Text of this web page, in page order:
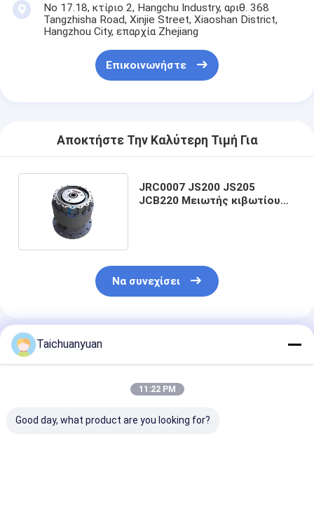
Νο 17.18, κτίριο 2, Hangchu Industry, αριθ. 368
Tangzhisha Road, Xinjie Street, Xiaoshan District,
Hangzhou City, επαρχία Zhejiang
Επικοινωνήστε
Αποκτήστε Την Καλύτερη Τιμή Για
JRC0007 JS200 JS205
JCB220 Μειωτής κιβωτίου
Να συνεχίσει
Συνιστώμενα Προϊόντα
Taichuanyuan
11:22 PM
Good day, what product are you looking for?